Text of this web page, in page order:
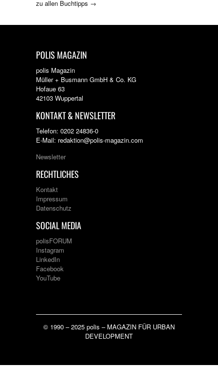
zu allen Buchtipps →
POLIS MAGAZIN
polis Magazin
Müller + Busmann GmbH & Co. KG
Hofaue 63
42103 Wuppertal
KONTAKT & NEWSLETTER
Telefon: 0202 24836-0
E-Mail: redaktion@polis-magazin.com
Newsletter
RECHTLICHES
Kontakt
Impressum
Datenschutz
SOCIAL MEDIA
polisFORUM
Instagram
LinkedIn
Facebook
YouTube
© 1990 – 2025 polis – MAGAZIN FÜR URBAN
DEVELOPMENT